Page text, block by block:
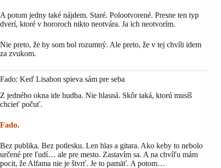
A potom jedny také nájdem. Staré. Polootvorené. Presne ten typ
dverí, ktoré v hororoch nikto neotvára. Ja ich neotvorím.
Nie preto, že by som bol rozumný. Ale preto, že v tej chvíli idem
za zvukom.
Fado: Keď Lisabon spieva sám pre seba
Z jedného okna ide hudba. Nie hlasná. Skôr taká, ktorú musíš
chcieť počuť.
Fado.
Bez publika. Bez potlesku. Len hlas a gitara. Ako keby to nebolo
určené pre ľudí… ale pre mesto. Zastavím sa. A na chvíľu mám
pocit, že Alfama nie je štvrť. Je to pamäť. A potom…